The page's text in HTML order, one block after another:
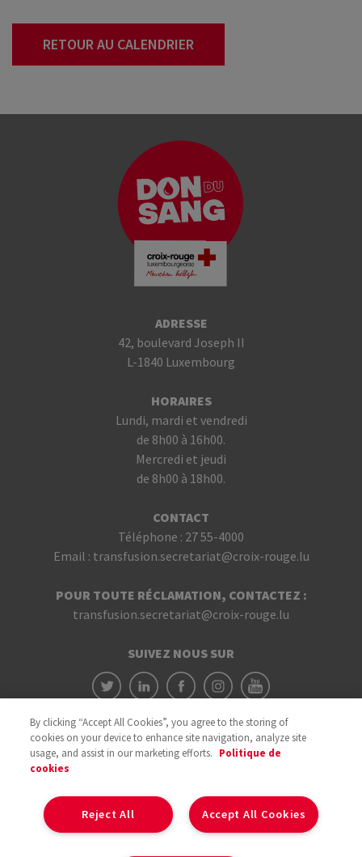
RETOUR AU CALENDRIER
ADRESSE
42, boulevard Joseph II
L-1840 Luxembourg
HORAIRES
Lundi, mardi et vendredi
de 8h00 à 16h00.
Mercredi et jeudi
de 8h00 à 18h00.
CONTACT
Téléphone : 27 55-4000
Email : transfusion.secretariat@croix-rouge.lu
POUR TOUTE RÉCLAMATION, CONTACTEZ :
transfusion.secretariat@croix-rouge.lu
SUIVEZ NOUS SUR
By clicking “Accept All Cookies”, you agree to the storing of
cookies on your device to enhance site navigation, analyze site
usage, and assist in our marketing efforts. Politique de
cookies
Accept All Cookies
Reject All